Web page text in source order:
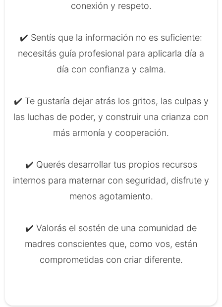
conexión y respeto.
✔️ Sentís que la información no es suficiente:
necesitás guía profesional para aplicarla día a
día con confianza y calma.
✔️ Te gustaría dejar atrás los gritos, las culpas y
las luchas de poder, y construir una crianza con
más armonía y cooperación.
✔️ Querés desarrollar tus propios recursos
internos para maternar con seguridad, disfrute y
menos agotamiento.
✔️ Valorás el sostén de una comunidad de
madres conscientes que, como vos, están
comprometidas con criar diferente.